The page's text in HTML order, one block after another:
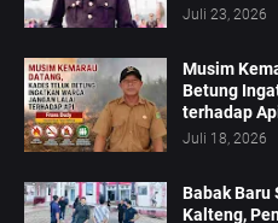
Juli 23, 2026
Musim
Betung
terhadap
Juli 18, 2026
Babak Baru
Kalteng,